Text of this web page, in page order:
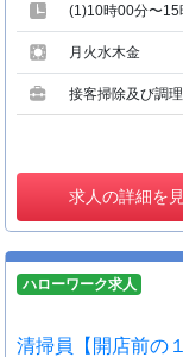
(1)10時00分〜15
月火水木金
接客掃除及び調
求人の詳細を
ハローワーク求人
清掃員【開店前の